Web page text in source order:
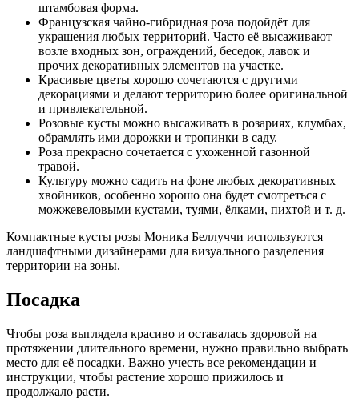
штамбовая форма.
Французская чайно-гибридная роза подойдёт для
украшения любых территорий. Часто её высаживают
возле входных зон, ограждений, беседок, лавок и
прочих декоративных элементов на участке.
Красивые цветы хорошо сочетаются с другими
декорациями и делают территорию более оригинальной
и привлекательной.
Розовые кусты можно высаживать в розариях, клумбах,
обрамлять ими дорожки и тропинки в саду.
Роза прекрасно сочетается с ухоженной газонной
травой.
Культуру можно садить на фоне любых декоративных
хвойников, особенно хорошо она будет смотреться с
можжевеловыми кустами, туями, ёлками, пихтой и т. д.
Компактные кусты розы Моника Беллуччи используются
ландшафтными дизайнерами для визуального разделения
территории на зоны.
Посадка
Чтобы роза выглядела красиво и оставалась здоровой на
протяжении длительного времени, нужно правильно выбрать
место для её посадки. Важно учесть все рекомендации и
инструкции, чтобы растение хорошо прижилось и
продолжало расти.